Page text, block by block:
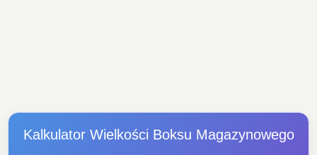
Kalkulator Wielkości Boksu Magazynowego